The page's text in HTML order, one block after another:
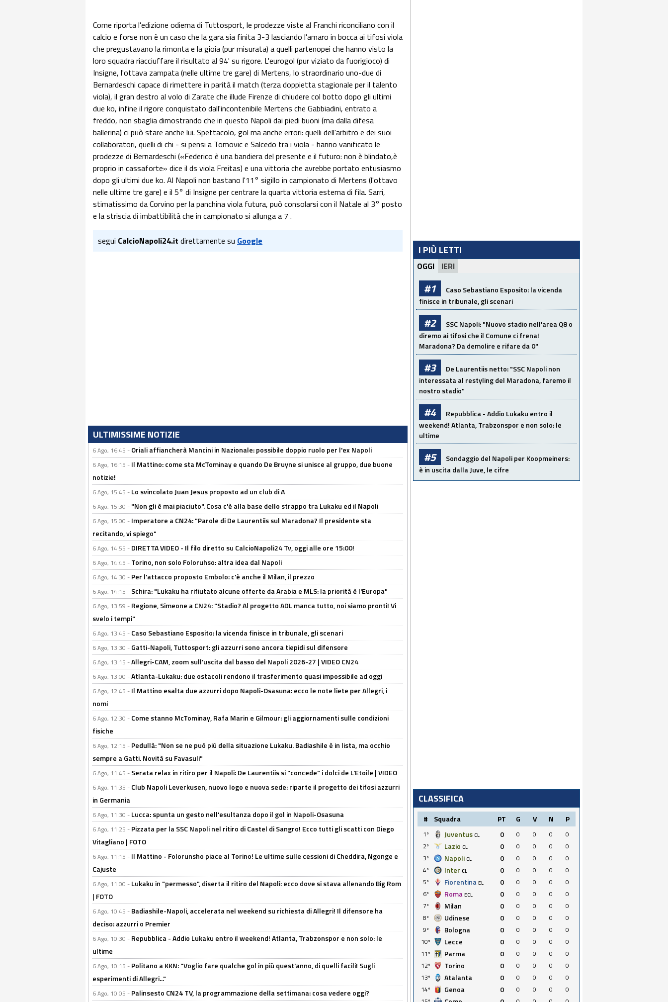
Come riporta l'edizione odierna di Tuttosport, le prodezze viste al Franchi riconciliano con il
calcio e forse non è un caso che la gara sia finita 3-3 lasciando l'amaro in bocca ai tifosi viola
che pregustavano la rimonta e la gioia (pur misurata) a quelli partenopei che hanno visto la
loro squadra riacciuffare il risultato al 94' su rigore. L'eurogol (pur viziato da fuorigioco) di
Insigne, l'ottava zampata (nelle ultime tre gare) di Mertens, lo straordinario uno-due di
Bernardeschi capace di rimettere in parità il match (terza doppietta stagionale per il talento
viola), il gran destro al volo di Zarate che illude Firenze di chiudere col botto dopo gli ultimi
due ko, infine il rigore conquistato dall'incontenibile Mertens che Gabbiadini, entrato a
freddo, non sbaglia dimostrando che in questo Napoli dai piedi buoni (ma dalla difesa
ballerina) ci può stare anche lui. Spettacolo, gol ma anche errori: quelli dell'arbitro e dei suoi
collaboratori, quelli di chi - si pensi a Tomovic e Salcedo tra i viola - hanno vanificato le
prodezze di Bernardeschi («Federico è una bandiera del presente e il futuro: non è blindato,è
proprio in cassaforte» dice il ds viola Freitas) e una vittoria che avrebbe portato entusiasmo
dopo gli ultimi due ko. Al Napoli non bastano l'11° sigillo in campionato di Mertens (l'ottavo
nelle ultime tre gare) e il 5° di Insigne per centrare la quarta vittoria esterna di fila. Sarri,
stimatissimo da Corvino per la panchina viola futura, può consolarsi con il Natale al 3° posto
e la striscia di imbattibilità che in campionato si allunga a 7 .
segui CalcioNapoli24.it direttamente su Google
ULTIMISSIME NOTIZIE
6 Ago, 16:45 - Oriali affiancherà Mancini in Nazionale: possibile doppio ruolo per l'ex Napoli
6 Ago, 16:15 - Il Mattino: come sta McTominay e quando De Bruyne si unisce al gruppo, due buone
notizie!
6 Ago, 15:45 - Lo svincolato Juan Jesus proposto ad un club di A
6 Ago, 15:30 - "Non gli è mai piaciuto". Cosa c'è alla base dello strappo tra Lukaku ed il Napoli
6 Ago, 15:00 - Imperatore a CN24: "Parole di De Laurentiis sul Maradona? Il presidente sta
recitando, vi spiego"
6 Ago, 14:55 - DIRETTA VIDEO - Il filo diretto su CalcioNapoli24 Tv, oggi alle ore 15:00!
6 Ago, 14:45 - Torino, non solo Foloruhso: altra idea dal Napoli
6 Ago, 14:30 - Per l'attacco proposto Embolo: c'è anche il Milan, il prezzo
6 Ago, 14:15 - Schira: "Lukaku ha rifiutato alcune offerte da Arabia e MLS: la priorità è l'Europa"
6 Ago, 13:59 - Regione, Simeone a CN24: "Stadio? Al progetto ADL manca tutto, noi siamo pronti! Vi
svelo i tempi"
6 Ago, 13:45 - Caso Sebastiano Esposito: la vicenda finisce in tribunale, gli scenari
6 Ago, 13:30 - Gatti-Napoli, Tuttosport: gli azzurri sono ancora tiepidi sul difensore
6 Ago, 13:15 -Allegri-CAM, zoom sull'uscita dal basso del Napoli 2026-27 | VIDEO CN24
6 Ago, 13:00 -Atlanta-Lukaku: due ostacoli rendono il trasferimento quasi impossibile ad oggi
6 Ago, 12:45 - Il Mattino esalta due azzurri dopo Napoli-Osasuna: ecco le note liete per Allegri, i
nomi
6 Ago, 12:30 - Come stanno McTominay, Rafa Marin e Gilmour: gli aggiornamenti sulle condizioni
fisiche
6 Ago, 12:15 - Pedullà: "Non se ne può più della situazione Lukaku. Badiashile è in lista, ma occhio
sempre a Gatti. Novità su Favasuli"
6 Ago, 11:45 - Serata relax in ritiro per il Napoli: De Laurentiis si "concede" i dolci de L'Etoile | VIDEO
6 Ago, 11:35 - Club Napoli Leverkusen, nuovo logo e nuova sede: riparte il progetto dei tifosi azzurri
in Germania
6 Ago, 11:30 - Lucca: spunta un gesto nell'esultanza dopo il gol in Napoli-Osasuna
6 Ago, 11:25 - Pizzata per la SSC Napoli nel ritiro di Castel di Sangro! Ecco tutti gli scatti con Diego
Vitagliano | FOTO
6 Ago, 11:15 - Il Mattino - Folorunsho piace al Torino! Le ultime sulle cessioni di Cheddira, Ngonge e
Cajuste
6 Ago, 11:00 - Lukaku in "permesso", diserta il ritiro del Napoli: ecco dove si stava allenando Big Rom
| FOTO
6 Ago, 10:45 - Badiashile-Napoli, accelerata nel weekend su richiesta di Allegri! Il difensore ha
deciso: azzurri o Premier
6 Ago, 10:30 - Repubblica - Addio Lukaku entro il weekend! Atlanta, Trabzonspor e non solo: le
ultime
6 Ago, 10:15 - Politano a KKN: "Voglio fare qualche gol in più quest'anno, di quelli facili! Sugli
esperimenti di Allegri..."
6 Ago, 10:05 - Palinsesto CN24 TV, la programmazione della settimana: cosa vedere oggi?
I PIÙ LETTI
OGGI IERI
#1
Caso Sebastiano Esposito: la vicenda
finisce in tribunale, gli scenari
#2
SSC Napoli: "Nuovo stadio nell'area Q8 o
diremo ai tifosi che il Comune ci frena!
Maradona? Da demolire e rifare da 0"
#3
De Laurentiis netto: "SSC Napoli non
interessata al restyling del Maradona, faremo il
nostro stadio"
#4
Repubblica - Addio Lukaku entro il
weekend! Atlanta, Trabzonspor e non solo: le
ultime
#5
Sondaggio del Napoli per Koopmeiners:
è in uscita dalla Juve, le cifre
CLASSIFICA
# Squadra PT G V N P
1º Juventus CL 0 0 0 0
0
2º
Lazio CL 0 0 0 0
0
3º
Napoli CL 0 0 0 0
0
4º
Inter CL 0 0 0 0
0
5º
Fiorentina EL 0 0 0 0
0
6º
Roma ECL 0 0 0 0
0
7º
Milan 0 0 0 0
0
8º
Udinese 0 0 0 0
0
9º
Bologna 0 0 0 0
0
10º
Lecce 0 0 0 0
0
11º
Parma 0 0 0 0
0
12º
Torino 0 0 0 0
0
13º
Atalanta 0 0 0 0
0
14º
Genoa 0 0 0 0
0